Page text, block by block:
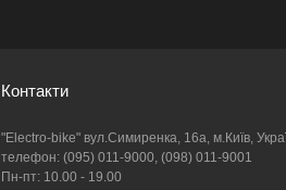
Контакти
"Electro-bike" вул.Симиренка, 16а, м.Київ,
телефон: (095) 011-9000, (098) 011-9001
Пн-пт: 10.00 - 19.00